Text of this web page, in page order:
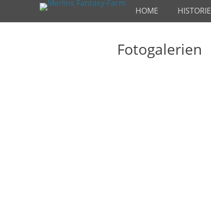
Primäres Menü
Zum
HOME HISTORIE
Fotogalerien